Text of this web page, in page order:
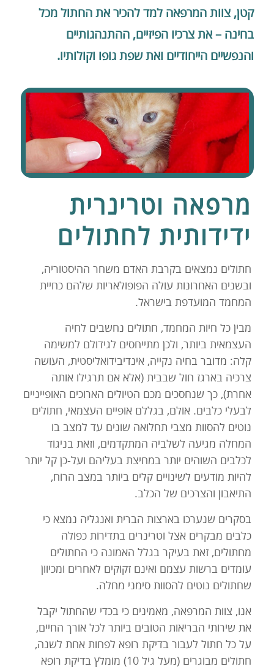
קטן, צוות המרפאה למד להכיר את החתול מכל
בחינה – את צרכיו הפיזיים, ההתנהגותיים
והנפשיים הייחודיים ואת שפת גופו וקולותיו.
מרפאה וטרינרית
ידידותית לחתולים
חתולים נמצאים בקרבת האדם משחר ההיסטוריה,
ובשנים האחרונות עולה הפופולאריות שלהם כחיית
המחמד המועדפת בישראל.
מבין כל חיות המחמד, חתולים נחשבים לחיה
העצמאית ביותר, ולכן מתייחסים לגידולם למשימה
קלה: מדובר בחיה נקייה, אינדיבידואליסטית, העושה
צרכיה בארגז חול שבבית (אלא אם תרגילו אותה
אחרת), כך שנחסכים מכם הטיולים הארוכים האופייניים
לבעלי כלבים. אולם, בגללם אופיים העצמאי, חתולים
נוטים להסוות מצבי תחלואה שונים עד למצב בו
המחלה מגיעה לשלביה המתקדמים, וזאת בניגוד
לכלבים השוהים יותר במחיצת בעליהם ועל-כן קל יותר
להיות מודעים לשינויים קלים ביותר במצב הרוח,
התיאבון והצרכים של הכלב.
בסקרים שנערכו בארצות הברית ואנגליה נמצא כי
כלבים מבקרים אצל וטרינרים בתדירות כפולה
מחתולים, זאת בעיקר בגלל האמונה כי החתולים
עומדים ברשות עצמם ואינם זקוקים לאחרים ומכיוון
שחתולים נוטים להסוות סימני מחלה.
אנו, צוות המרפאה, מאמינים כי בכדי שהחתול יקבל
את שירותי הבריאות הטובים ביותר לכל אורך החיים,
על כל חתול לעבור בדיקת רופא לפחות אחת לשנה,
חתולים מבוגרים (מעל גיל 10) מומלץ בדיקת רופא